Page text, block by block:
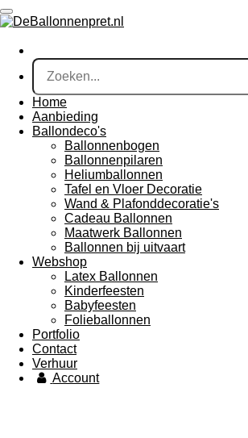
Ga
direct
de
hoofdinhoud
Home
Aanbieding
Ballondeco's
Ballonnenbogen
Ballonnenpilaren
Heliumballonnen
Tafel en Vloer Decoratie
Wand & Plafonddecoratie's
Cadeau Ballonnen
Maatwerk Ballonnen
Ballonnen bij uitvaart
Webshop
Latex Ballonnen
Kinderfeesten
Babyfeesten
Folieballonnen
Portfolio
Contact
Verhuur
Account